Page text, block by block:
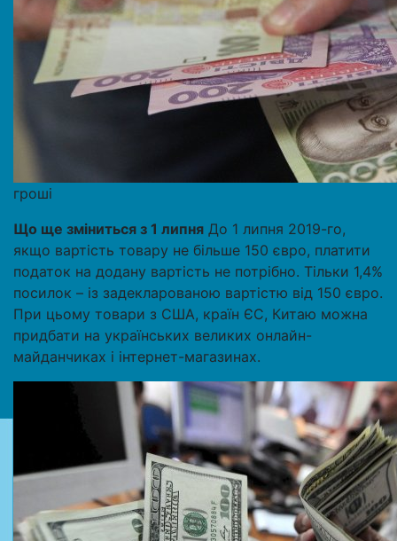
гроші
Що ще зміниться з 1 липня До 1 липня 2019-го,
якщо вартість товару не більше 150 євро, платити
податок на додану вартість не потрібно. Тільки 1,4%
посилок – із задекларованою вартістю від 150 євро.
При цьому товари з США, країн ЄС, Китаю можна
придбати на українських великих онлайн-
майданчиках і інтернет-магазинах.